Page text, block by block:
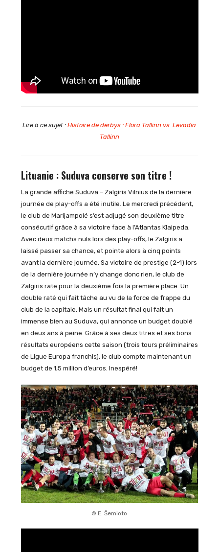
Lire à ce sujet :Histoire de derbys : Flora Tallinn vs. Levadia
Tallinn
Lituanie : Suduva conserve son titre !
La grande affiche Suduva – Zalgiris Vilnius de la dernière
journée de play-offs a été inutile. Le mercredi précédent,
le club de Marijampolé s’est adjugé son deuxième titre
consécutif grâce à sa victoire face à l’Atlantas Klaipeda.
Avec deux matchs nuls lors des play-offs, le Zalgiris a
laissé passer sa chance, et pointe alors à cinq points
avant la dernière journée. Sa victoire de prestige (2-1) lors
de la dernière journée n’y change donc rien, le club de
Zalgiris rate pour la deuxième fois la première place. Un
double raté qui fait tâche au vu de la force de frappe du
club de la capitale. Mais un résultat final qui fait un
immense bien au Suduva, qui annonce un budget doublé
en deux ans à peine. Grâce à ses deux titres et ses bons
résultats européens cette saison (trois tours préliminaires
de Ligue Europa franchis), le club compte maintenant un
budget de 1,5 million d’euros. Inespéré!
© E. Šemioto